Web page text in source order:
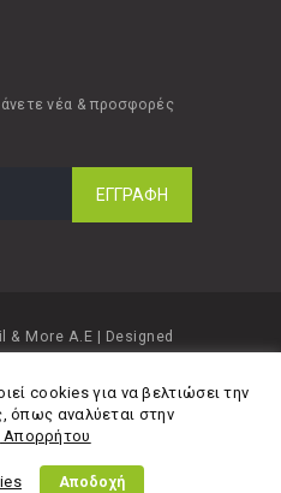
νέα & προσφορές
& More A.E | Designed
cookies για να βελτιώσει την
όπως αναλύεται στην
Απορρήτου
Αποδοχή